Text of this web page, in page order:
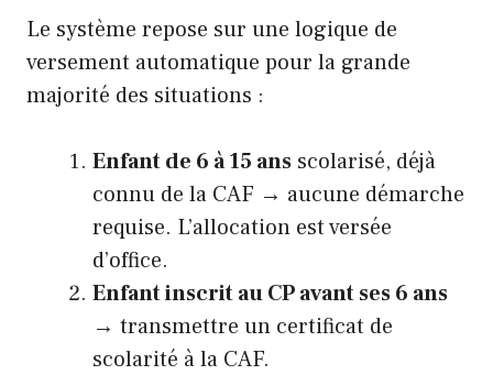
Le système repose sur une logique de
versement automatique pour la grande
majorité des situations :
Enfant de 6 à 15 ans scolarisé, déjà
connu de la CAF → aucune démarche
requise. L’allocation est versée
d’office.
Enfant inscrit au CP avant ses 6 ans
→ transmettre un certificat de
scolarité à la CAF.